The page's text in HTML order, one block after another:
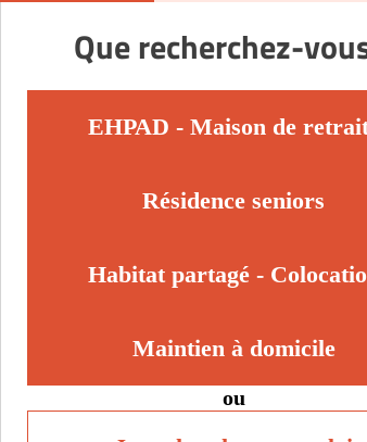
Que recherchez-
EHPAD - Maison de
Résidence seniors
Habitat partagé -
Maintien à domicile
ou